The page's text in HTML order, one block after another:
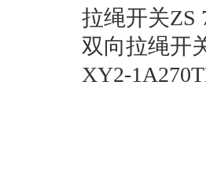
拉绳开关ZS
双向拉绳开
XY2-